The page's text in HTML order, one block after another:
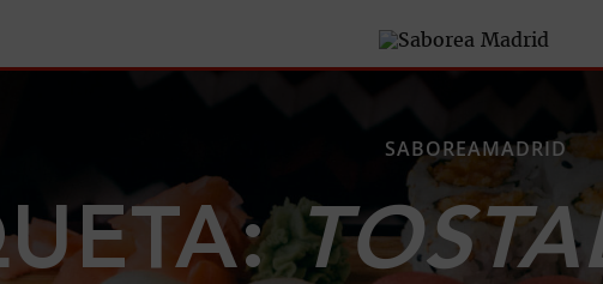
SABOREAMADRID